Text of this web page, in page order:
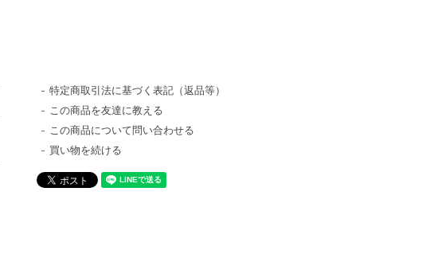
特定商取引法に基づく表記（返品等）
この商品を友達に教える
この商品について問い合わせる
買い物を続ける